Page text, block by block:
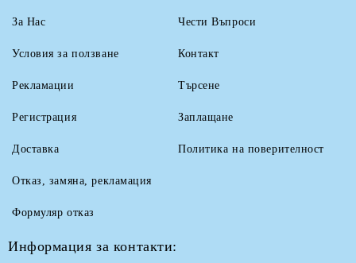
За Нас
Условия за ползване
Рекламации
Чести Въпроси
Контакт
Търсене
Регистрация
Доставка
Отказ, замяна, рекламация
Формуляр отказ
Заплащане
Политика на поверителност
Информация за контакти: